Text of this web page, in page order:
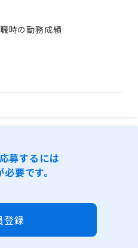
時の勤務成績
募するには
要です。
登録